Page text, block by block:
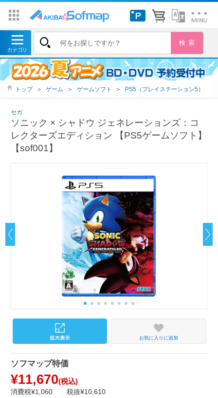
トップ ＞ ゲーム ＞ ゲームソフト ＞ PS5（プレイステーション5）
セガ
ソニック × シャドウ ジェネレーションズ：コ
レクターズエディション 【PS5ゲームソフト】
【sof001】
お気に入りに追加
ソフマップ特価
¥11,670(税込)
消費税¥1,060 税抜¥10,610